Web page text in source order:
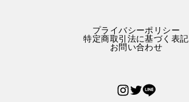
プライバシーポリシー
特定商取引法に基づく表記
お問い合わせ